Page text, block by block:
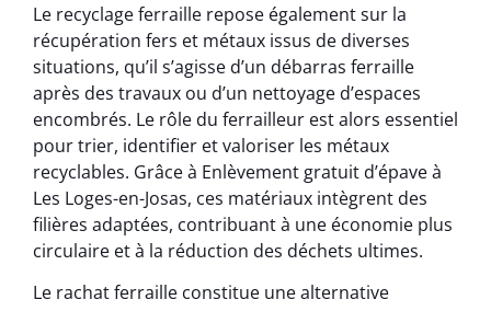
Le recyclage ferraille repose également sur la
récupération fers et métaux issus de diverses
situations, qu’il s’agisse d’un débarras ferraille
après des travaux ou d’un nettoyage d’espaces
encombrés. Le rôle du ferrailleur est alors essentiel
pour trier, identifier et valoriser les métaux
recyclables. Grâce à Enlèvement gratuit d’épave à
Les Loges-en-Josas, ces matériaux intègrent des
filières adaptées, contribuant à une économie plus
circulaire et à la réduction des déchets ultimes.
Le rachat ferraille constitue une alternative